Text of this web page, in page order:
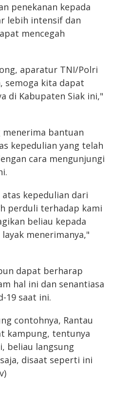
penekanan kepada
lebih intensif dan
mencegah
aparatur TNI/Polri
semoga kita dapat
di Kabupaten Siak ini,"
menerima bantuan
kepedulian yang telah
cara mengunjungi
kepedulian dari
perduli terhadap kami
beliau kepada
menerimanya,"
dapat berharap
hal ini dan senantiasa
19 saat ini.
contohnya, Rantau
kampung, tentunya
beliau langsung
disaat seperti ini